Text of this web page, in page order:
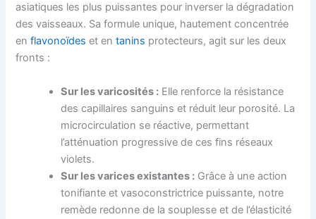
asiatiques les plus puissantes pour inverser la dégradation
des vaisseaux. Sa formule unique, hautement concentrée
enflavonoïdes et entanins protecteurs, agit sur les deux
fronts :
Sur les varicosités : Elle renforce la résistance
des capillaires sanguins et réduit leur porosité. La
microcirculation se réactive, permettant
l’atténuation progressive de ces fins réseaux
violets.
Sur les varices existantes : Grâce à une action
tonifiante et vasoconstrictrice puissante, notre
remède redonne de la souplesse et de l’élasticité